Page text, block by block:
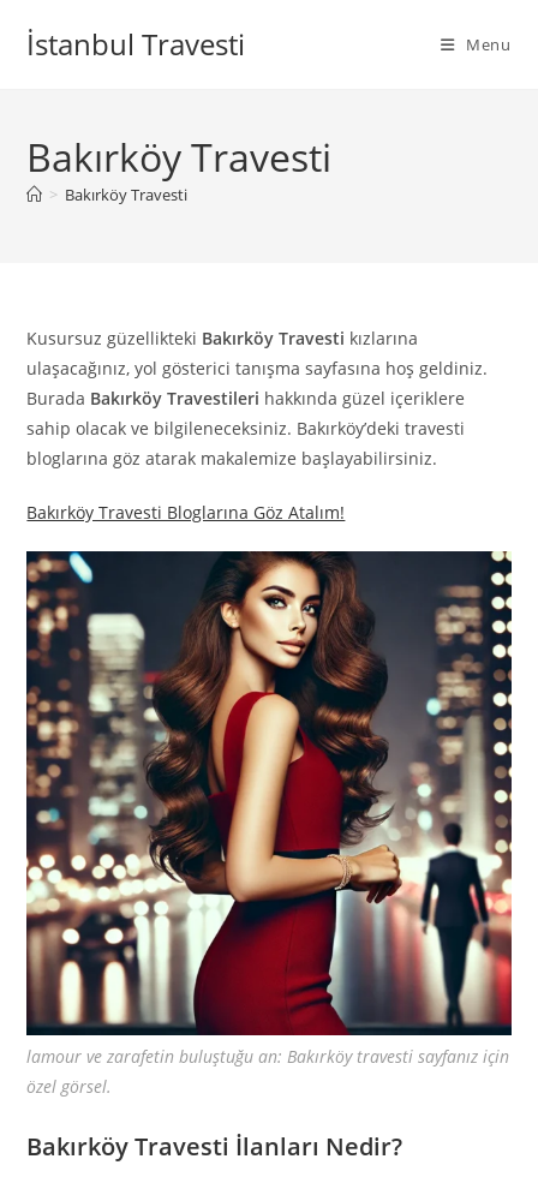
İstanbul Travesti Menu
Bakırköy Travesti
> Bakırköy Travesti
Kusursuz güzellikteki Bakırköy Travesti kızlarına
ulaşacağınız, yol gösterici tanışma sayfasına hoş geldiniz.
Burada Bakırköy Travestileri hakkında güzel içeriklere
sahip olacak ve bilgileneceksiniz. Bakırköy’deki travesti
bloglarına göz atarak makalemize başlayabilirsiniz.
Bakırköy Travesti Bloglarına Göz Atalım!
lamour ve zarafetin buluştuğu an: Bakırköy travesti sayfanız için
özel görsel.
Bakırköy Travesti İlanları Nedir?